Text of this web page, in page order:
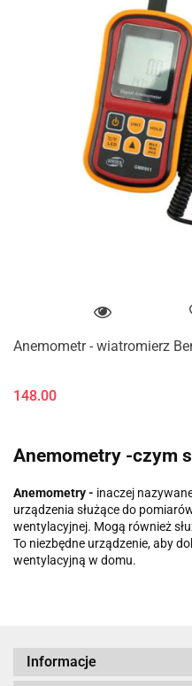
Anemometr - wiatromierz
148.00
Anemometry -czym
Anemometry - inaczej
urządzenia służące do
wentylacyjnej. Mogą również
To niezbędne urządzenie, aby
wentylacyjną w domu.
Informacje